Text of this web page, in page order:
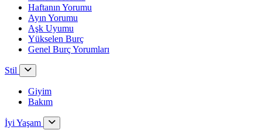
Haftanın Yorumu
Ayın Yorumu
Aşk Uyumu
Yükselen Burç
Genel Burç Yorumları
Stil
Giyim
Bakım
İyi Yaşam